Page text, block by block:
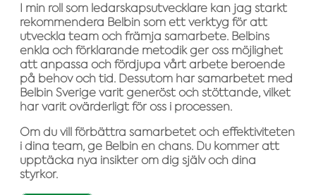
I min roll som ledarskapsutvecklare kan jag starkt
rekommendera Belbin som ett verktyg för att
utveckla team och främja samarbete. Belbins
enkla och förklarande metodik ger oss möjlighet
att anpassa och fördjupa vårt arbete beroende
på behov och tid. Dessutom har samarbetet med
Belbin Sverige varit generöst och stöttande, vilket
har varit ovärderligt för oss i processen.
Om du vill förbättra samarbetet och effektiviteten
i dina team, ge Belbin en chans. Du kommer att
upptäcka nya insikter om dig själv och dina
styrkor.